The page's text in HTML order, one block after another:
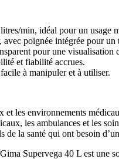
min, idéal pour un usage
avec poignée intégrée pour un
pour une visualisation
et fiabilité accrues.
à manipuler et à utiliser.
et les environnements
les ambulances et les
de la santé qui ont besoin
Supervega 40 L est une